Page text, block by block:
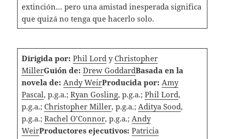
extinción… pero una amistad inesperada significa
que quizá no tenga que hacerlo solo.
Dirigida por: Phil Lord yChristopher
MillerGuión de: Drew GoddardBasada en la
novela de: Andy WeirProducida por: Amy
Pascal, p.g.a.; Ryan Gosling, p.g.a.; Phil Lord,
p.g.a.; Christopher Miller, p.g.a.; Aditya Sood,
p.g.a.; Rachel O’Connor, p.g.a.; Andy
WeirProductores ejecutivos: Patricia